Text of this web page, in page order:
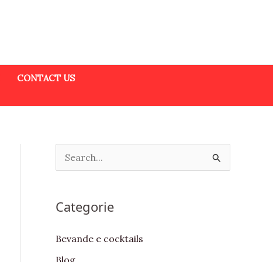
CONTACT US
e
r
Categorie
Bevande e cocktails
Blog